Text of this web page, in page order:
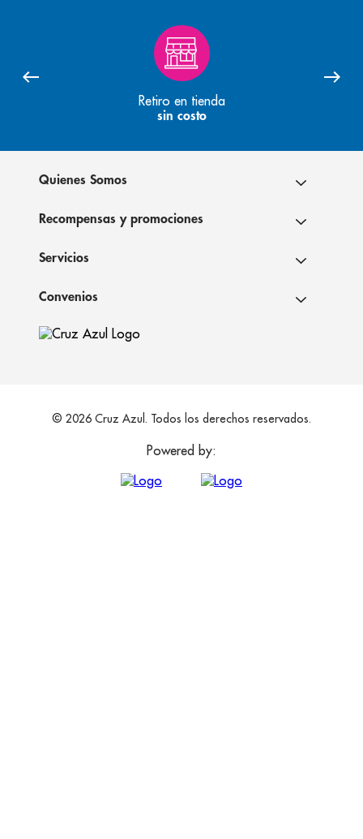
Retiro en tienda
sin costo
Quienes Somos
Recompensas y promociones
Servicios
Convenios
© 2026 Cruz Azul. Todos los derechos reservados.
Powered by: